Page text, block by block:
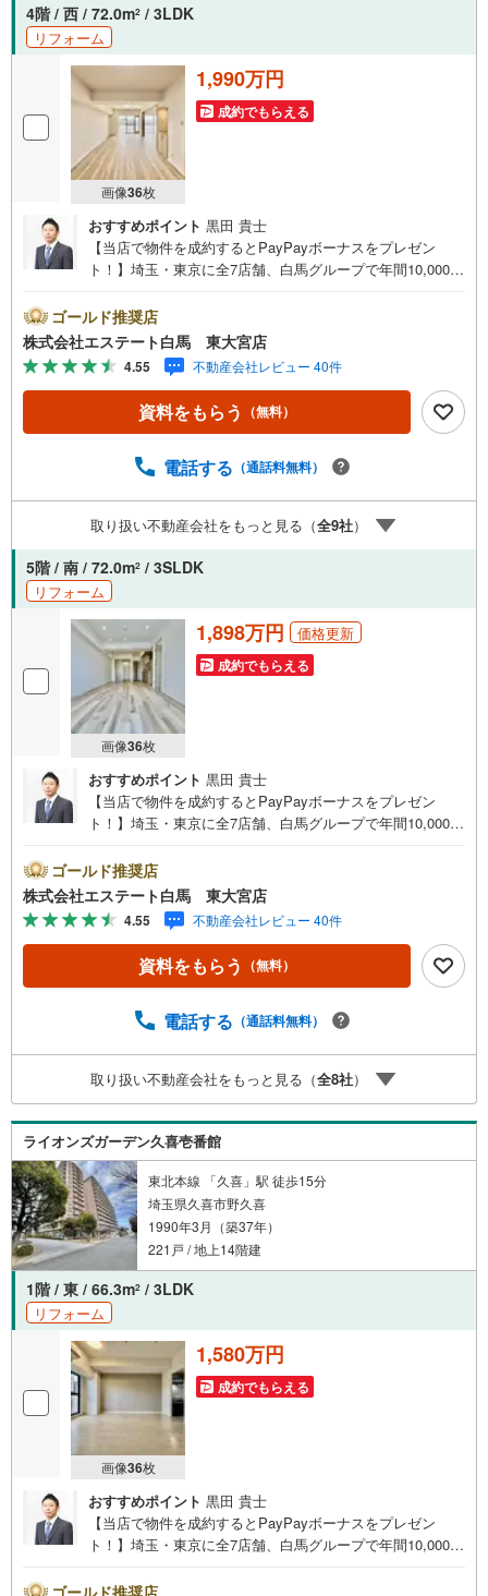
4階 / 西 / 72.0m2 / 3LDK
リフォーム
画像36枚
1,990万円
成約でもらえる
おすすめポイント 黒田 貴士
【当店で物件を成約するとPayPayボーナスをプレゼン
ト！】埼玉・東京に全7店舗、白馬グループで年間10,000人
築・リフォーム・資金計画のプロが、より良いご提案をい
たします。～人気のリモート見学・リモート相談サービス
～・小さいお子様や家事で外出できない、天気が悪く外出
したくない時・LINEやZOOMなど無料のアプリですぐにご
利用いただけます・リモート見学はスタッフがご興味ある
物件の現地から映像をお届けします・写真では伝わりにく
「見え方」などもしっかり確認できます・リモート相談は
ャルプランナーと1対1で・バーチャル背景でプライバシー
も安心・忙しいパートナーに変わって予め確認も・別々の
場所から家族みんなで参加もできます・お気軽にご相談下
さい～営業時間～9:30～18:30こちらのお時間でしたらお電
話でのお問合せがスムーズですお気軽にお問合せください
ゴールド推奨店
株式会社エステート白馬 東大宮店
4.55 不動産会社レビュー 40件
資料をもらう （無料）
電話する （通話料無料）
取り扱い不動産会社をもっと見る（全9社）
5階 / 南 / 72.0m2 / 3SLDK
リフォーム
画像36枚
1,898万円 価格更新
成約でもらえる
おすすめポイント 黒田 貴士
【当店で物件を成約するとPayPayボーナスをプレゼン
ト！】埼玉・東京に全7店舗、白馬グループで年間10,000人
築・リフォーム・資金計画のプロが、より良いご提案をい
たします。～人気のリモート見学・リモート相談サービス
～・小さいお子様や家事で外出できない、天気が悪く外出
したくない時・LINEやZOOMなど無料のアプリですぐにご
利用いただけます・リモート見学はスタッフがご興味ある
物件の現地から映像をお届けします・写真では伝わりにく
「見え方」などもしっかり確認できます・リモート相談は
ャルプランナーと1対1で・バーチャル背景でプライバシー
も安心・忙しいパートナーに変わって予め確認も・別々の
場所から家族みんなで参加もできます・お気軽にご相談下
さい～営業時間～9:30～18:30こちらのお時間でしたらお電
話でのお問合せがスムーズですお気軽にお問合せください
ゴールド推奨店
株式会社エステート白馬 東大宮店
4.55 不動産会社レビュー 40件
資料をもらう （無料）
電話する （通話料無料）
取り扱い不動産会社をもっと見る（全8社）
ライオンズガーデン久喜壱番館
東北本線 「久喜」駅 徒歩15分
埼玉県久喜市野久喜
1990年3月（築37年）
221戸 / 地上14階建
1階 / 東 / 66.3m2 / 3LDK
リフォーム
画像36枚
1,580万円
成約でもらえる
おすすめポイント 黒田 貴士
【当店で物件を成約するとPayPayボーナスをプレゼン
ト！】埼玉・東京に全7店舗、白馬グループで年間10,000人
築・リフォーム・資金計画のプロが、より良いご提案をい
ゴールド推奨店